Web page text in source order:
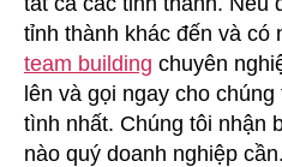
tỉnh thành khác đến và có
team building chuyên
lên và gọi ngay cho
tình nhất. Chúng tôi nhận
nào quý doanh nghiệp cần.